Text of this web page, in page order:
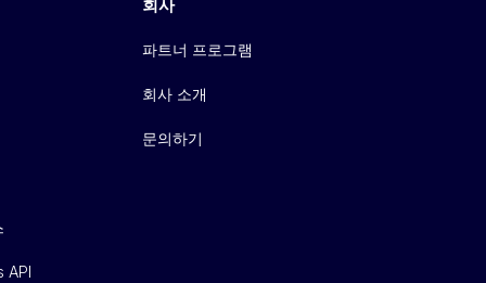
API
회사
파트너 프로그램
회사 소개
문의하기